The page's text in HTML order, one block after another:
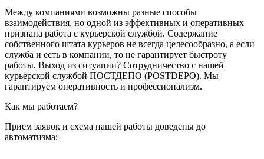
Между компаниями возможны разные способы
взаимодействия, но одной из эффективных и оперативных
признана работа с курьерской службой. Содержание
собственного штата курьеров не всегда целесообразно, а если
служба и есть в компании, то не гарантирует быстроту
работы. Выход из ситуации? Сотрудничество с нашей
курьерской службой ПОСТДЕПО (POSTDEPO). Мы
гарантируем оперативность и профессионализм.
Как мы работаем?
Прием заявок и схема нашей работы доведены до
автоматизма: